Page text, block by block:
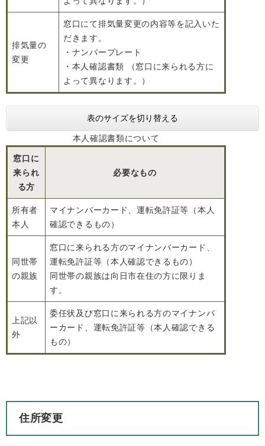
排気量の
変更
窓口にて排気量変更の内容等を記入いた
だきます。
・ナンバープレート
・本人確認書類 （窓口に来られる方に
よって異なります。）
表のサイズを切り替える
本人確認書類について
窓口に
来られ
る方
必要なもの
所有者
本人
マイナンバーカード、運転免許証等（本人
確認できるもの）
同世帯
の親族
窓口に来られる方のマイナンバーカード、
運転免許証等（本人確認できるもの）
同世帯の親族は向日市在住の方に限りま
す。
上記以
外
委任状及び窓口に来られる方のマイナンバ
ーカード、運転免許証等（本人確認できる
もの）
住所変更